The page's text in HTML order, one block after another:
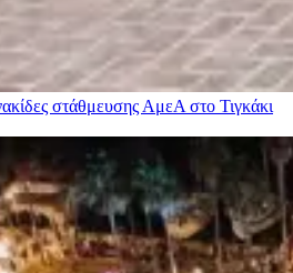
στάθμευσης ΑμεΑ στο Τιγκάκι